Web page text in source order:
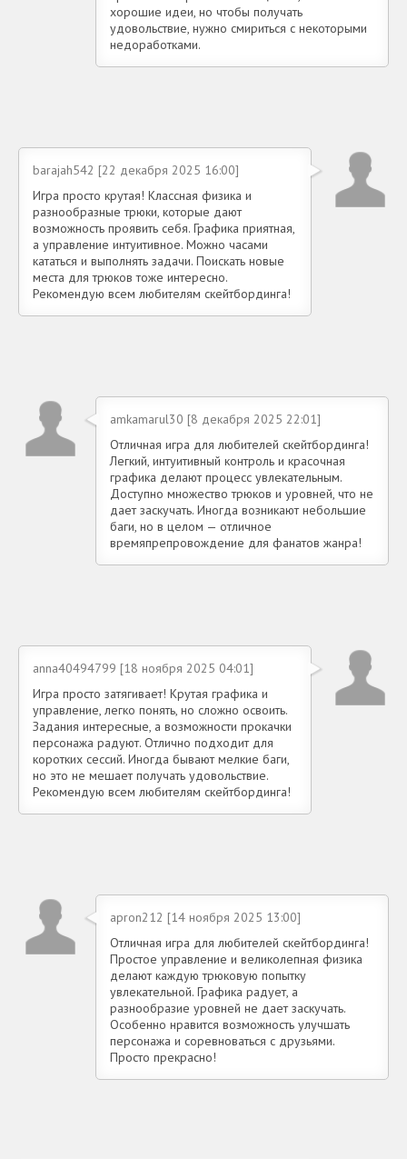
хорошие идеи, но чтобы получать
удовольствие, нужно смириться с некоторыми
недоработками.
barajah542 [22 декабря 2025 16:00]
Игра просто крутая! Классная физика и
разнообразные трюки, которые дают
возможность проявить себя. Графика приятная,
а управление интуитивное. Можно часами
кататься и выполнять задачи. Поискать новые
места для трюков тоже интересно.
Рекомендую всем любителям скейтбординга!
amkamarul30 [8 декабря 2025 22:01]
Отличная игра для любителей скейтбординга!
Легкий, интуитивный контроль и красочная
графика делают процесс увлекательным.
Доступно множество трюков и уровней, что не
дает заскучать. Иногда возникают небольшие
баги, но в целом — отличное
времяпрепровождение для фанатов жанра!
anna40494799 [18 ноября 2025 04:01]
Игра просто затягивает! Крутая графика и
управление, легко понять, но сложно освоить.
Задания интересные, а возможности прокачки
персонажа радуют. Отлично подходит для
коротких сессий. Иногда бывают мелкие баги,
но это не мешает получать удовольствие.
Рекомендую всем любителям скейтбординга!
apron212 [14 ноября 2025 13:00]
Отличная игра для любителей скейтбординга!
Простое управление и великолепная физика
делают каждую трюковую попытку
увлекательной. Графика радует, а
разнообразие уровней не дает заскучать.
Особенно нравится возможность улучшать
персонажа и соревноваться с друзьями.
Просто прекрасно!